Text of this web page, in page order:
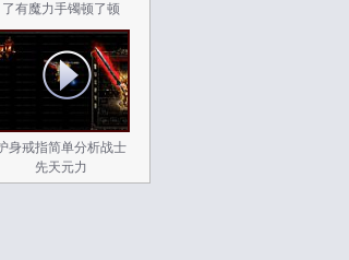
了有魔力手镯顿了顿
身戒指简单分析战士
先天元力